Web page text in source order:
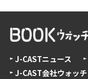
J-CASTニュース
J-CAST会社ウォッチ